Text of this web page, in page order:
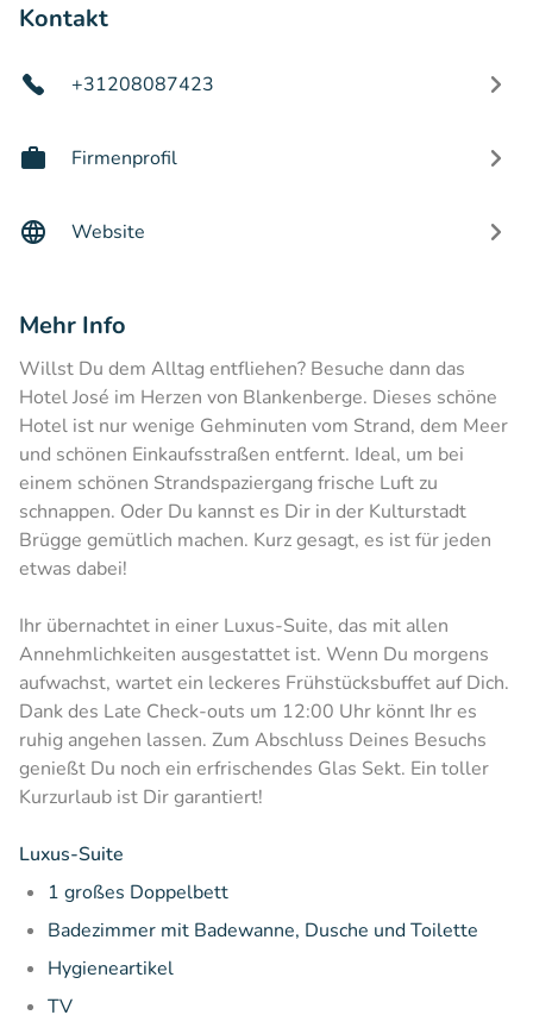
Kontakt
+31208087423
Firmenprofil
Website
Mehr Info
Willst Du dem Alltag entfliehen? Besuche dann das
Hotel José im Herzen von Blankenberge. Dieses schöne
Hotel ist nur wenige Gehminuten vom Strand, dem Meer
und schönen Einkaufsstraßen entfernt. Ideal, um bei
einem schönen Strandspaziergang frische Luft zu
schnappen. Oder Du kannst es Dir in der Kulturstadt
Brügge gemütlich machen. Kurz gesagt, es ist für jeden
etwas dabei!
Ihr übernachtet in einer Luxus-Suite, das mit allen
Annehmlichkeiten ausgestattet ist. Wenn Du morgens
aufwachst, wartet ein leckeres Frühstücksbuffet auf Dich.
Dank des Late Check-outs um 12:00 Uhr könnt Ihr es
ruhig angehen lassen. Zum Abschluss Deines Besuchs
genießt Du noch ein erfrischendes Glas Sekt. Ein toller
Kurzurlaub ist Dir garantiert!
Luxus-Suite
1 großes Doppelbett
Badezimmer mit Badewanne, Dusche und Toilette
Hygieneartikel
TV